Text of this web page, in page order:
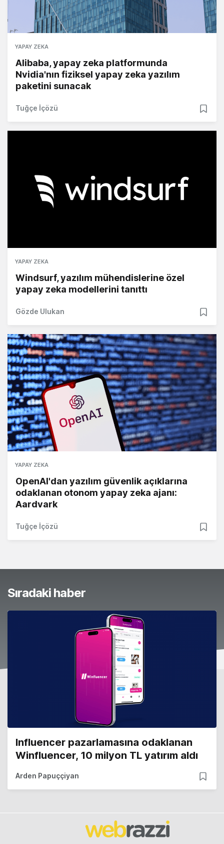
YAPAY ZEKA
Alibaba, yapay zeka platformunda
Nvidia'nın fiziksel yapay zeka yazılım
paketini sunacak
Tuğçe İçözü
YAPAY ZEKA
Windsurf, yazılım mühendislerine özel
yapay zeka modellerini tanıttı
Gözde Ulukan
YAPAY ZEKA
OpenAI'dan yazılım güvenlik açıklarına
odaklanan otonom yapay zeka ajanı:
Aardvark
Tuğçe İçözü
Sıradaki haber
Influencer pazarlamasına odaklanan
Winfluencer, 10 milyon TL yatırım aldı
Arden Papuççiyan